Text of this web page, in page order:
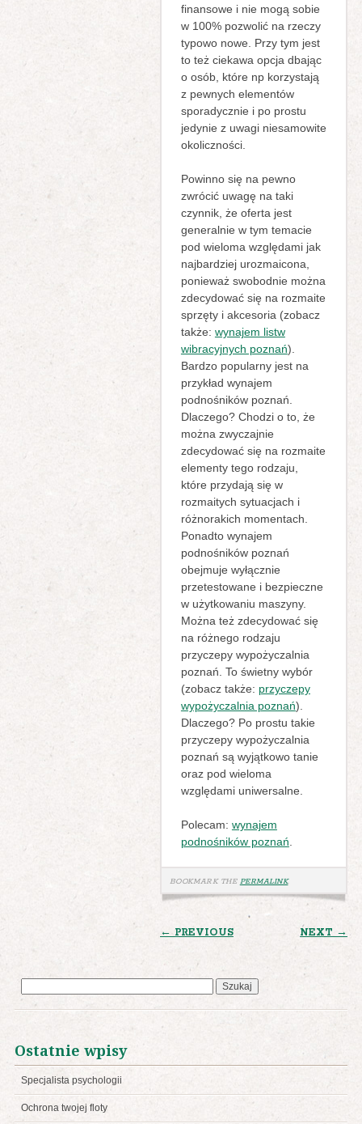
finansowe i nie mogą sobie
w 100% pozwolić na rzeczy
typowo nowe. Przy tym jest
to też ciekawa opcja dbając
o osób, które np korzystają
z pewnych elementów
sporadycznie i po prostu
jedynie z uwagi niesamowite
okoliczności.
Powinno się na pewno
zwrócić uwagę na taki
czynnik, że oferta jest
generalnie w tym temacie
pod wieloma względami jak
najbardziej urozmaicona,
ponieważ swobodnie można
zdecydować się na rozmaite
sprzęty i akcesoria (zobacz
także: wynajem listw
wibracyjnych poznań).
Bardzo popularny jest na
przykład wynajem
podnośników poznań.
Dlaczego? Chodzi o to, że
można zwyczajnie
zdecydować się na rozmaite
elementy tego rodzaju,
które przydają się w
rozmaitych sytuacjach i
różnorakich momentach.
Ponadto wynajem
podnośników poznań
obejmuje wyłącznie
przetestowane i bezpieczne
w użytkowaniu maszyny.
Można też zdecydować się
na różnego rodzaju
przyczepy wypożyczalnia
poznań. To świetny wybór
(zobacz także: przyczepy
wypożyczalnia poznań).
Dlaczego? Po prostu takie
przyczepy wypożyczalnia
poznań są wyjątkowo tanie
oraz pod wieloma
względami uniwersalne.
Polecam: wynajem
podnośników poznań
BOOKMARK THE PERMALINK.
POST
NAVIGATION
← PREVIOUS NEXT →
Ostatnie wpisy
Specjalista psychologii
Ochrona twojej floty